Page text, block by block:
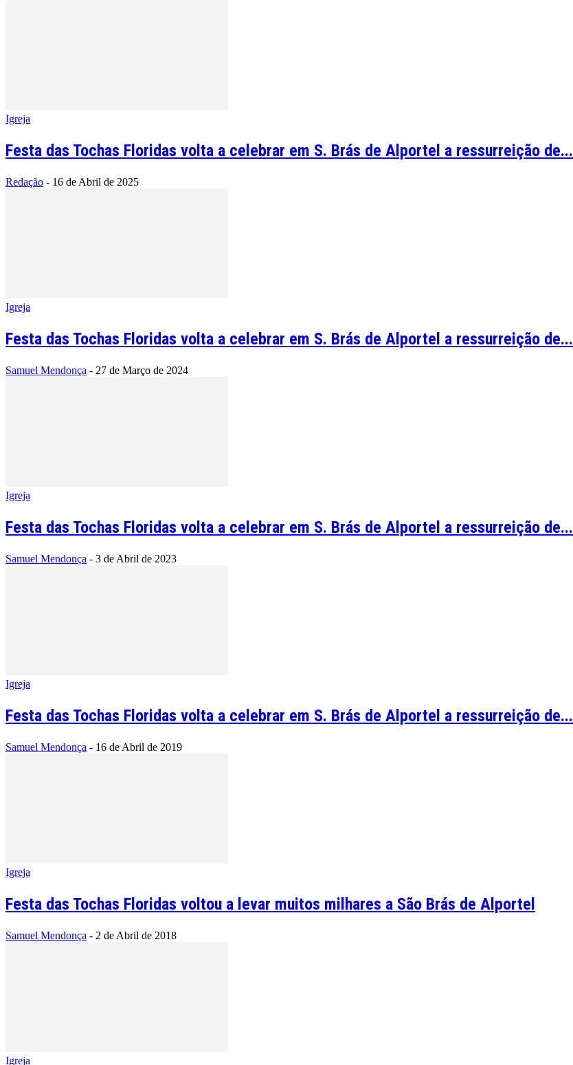
Igreja
Festa das Tochas Floridas volta a celebrar em S. Brás de Alportel a ressurreição de...
Redação - 16 de Abril de 2025
Igreja
Festa das Tochas Floridas volta a celebrar em S. Brás de Alportel a ressurreição de...
Samuel Mendonça - 27 de Março de 2024
Igreja
Festa das Tochas Floridas volta a celebrar em S. Brás de Alportel a ressurreição de...
Samuel Mendonça - 3 de Abril de 2023
Igreja
Festa das Tochas Floridas volta a celebrar em S. Brás de Alportel a ressurreição de...
Samuel Mendonça - 16 de Abril de 2019
Igreja
Festa das Tochas Floridas voltou a levar muitos milhares a São Brás de Alportel
Samuel Mendonça - 2 de Abril de 2018
Igreja